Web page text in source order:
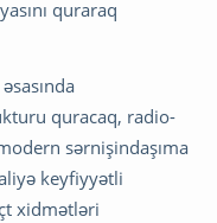
quraraq
quracaq, radio-
sərnişindaşıma
keyfiyyətli
xidmətləri